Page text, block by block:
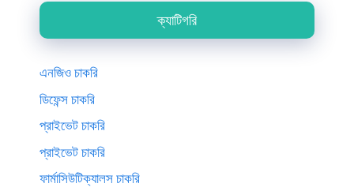
ক্যাটিগরি
এনজিও চাকরি
ডিফেন্স চাকরি
প্রাইভেট চাকরি
প্রাইভেট চাকরি
ফার্মাসিউটিক্যালস চাকরি